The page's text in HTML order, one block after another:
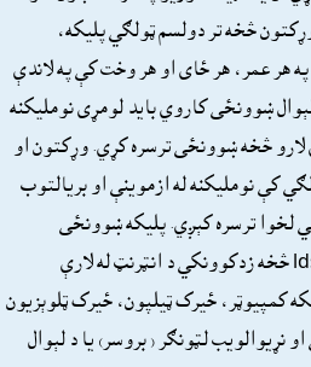
څخه تر دولسم ټولګي پليکه،
په هر عمر، هر ځاى او هر وخت کې په لاندې
ښوونځى کاروي بايد لومړى نومليکنه
څخه ښوونځى ترسره کړي. وړکتون او
کې نومليکنه له ازموينې او بريالتوب
ترسره کېږي. پليکه ښوونځى
ښوونځي ويبځاى lds.liwal.com څخه زدکوونکي د انټرنټ له لارې
ځيرک ټيلپون، ځيرک ټلوېزيون
نړيوالويب لټونګر ( بروسر) يا د لېوال